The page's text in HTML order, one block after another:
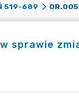
519-689
sprawie